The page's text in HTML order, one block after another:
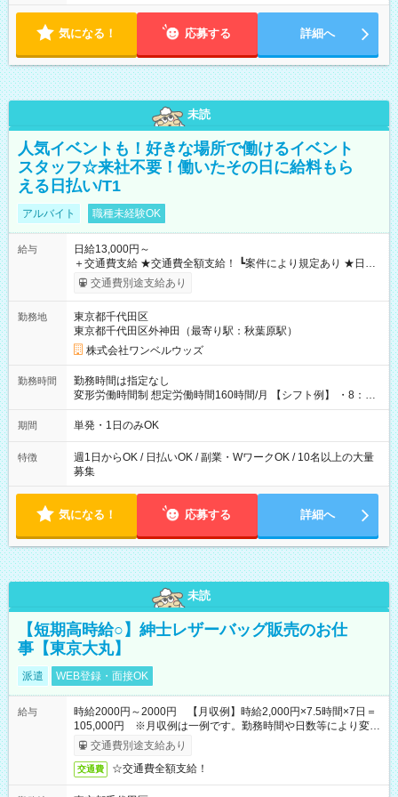
気になる！ 応募する 詳細へ
未読
人気イベントも！好きな場所で働けるイベント
スタッフ☆来社不要！働いたその日に給料もら
える日払い/T1
アルバイト 職種未経験OK
給与
日給13,000円～
＋交通費支給 ★交通費全額支給！ ┗案件により規定あり ★日払
いOK！（規定あり） ┗働いたその日に現金GET♪ お仕事後はコ
ンビニATMから 日払い分を引き落とせます！ 【試用期間】試
交通費別途支給あり
勤務地
東京都千代田区
東京都千代田区外神田（最寄り駅：秋葉原駅）
株式会社ワンベルウッズ
勤務時間
勤務時間は指定なし
変形労働時間制 想定労働時間160時間/月 【シフト例】 ・8：00
～21：00
期間 単発・1日のみOK
特徴
週1日からOK / 日払いOK / 副業・WワークOK / 10名以上の大量
募集
気になる！ 応募する 詳細へ
未読
【短期高時給○】紳士レザーバッグ販売のお仕
事【東京大丸】
派遣 WEB登録・面接OK
給与
時給2000円～2000円 【月収例】時給2,000円×7.5時間×7日＝
105,000円 ※月収例は一例です。勤務時間や日数等により変動
いたします。
交通費別途支給あり
交通費 ☆交通費全額支給！